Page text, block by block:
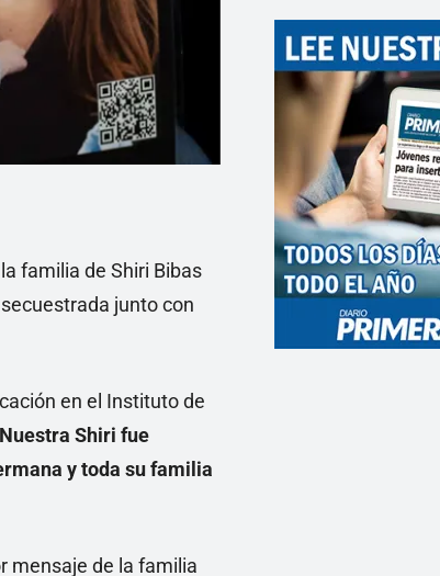
familia de Shiri Bibas
junto con
en el Instituto de
Nuestra Shiri fue
y toda su familia
mensaje de la familia